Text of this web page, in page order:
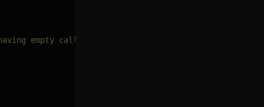
empty callback